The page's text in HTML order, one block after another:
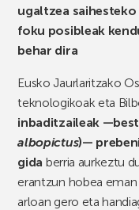
ugaltzea
foku posibleak
behar dira
Eusko Jaurlaritzako
teknologikoak eta
inbaditzaileak
albopictus)—
gida berria aurkeztu
erantzun hobea
arloan gero eta